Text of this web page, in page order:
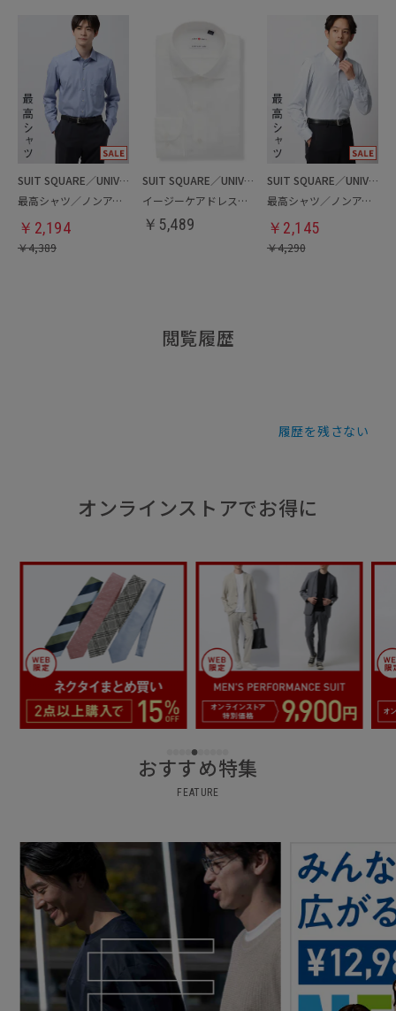
SUIT SQUARE／UNIVERSAL LANGUAGE
最高シャツ／ノンアイロンドレスシャツ
￥ 2,194
￥4,389
SUIT SQUARE／UNIVERSAL LANGUAGE
イージーケアドレスシャツ
￥ 5,489
SUIT SQUARE／UNIVERSAL LANGUAGE
最高シャツ／ノンアイロンジャージードレスシャツ
￥ 2,145
￥4,290
閲覧履歴
履歴を残さない
オンラインストアでお得に
おすすめ特集
FEATURE